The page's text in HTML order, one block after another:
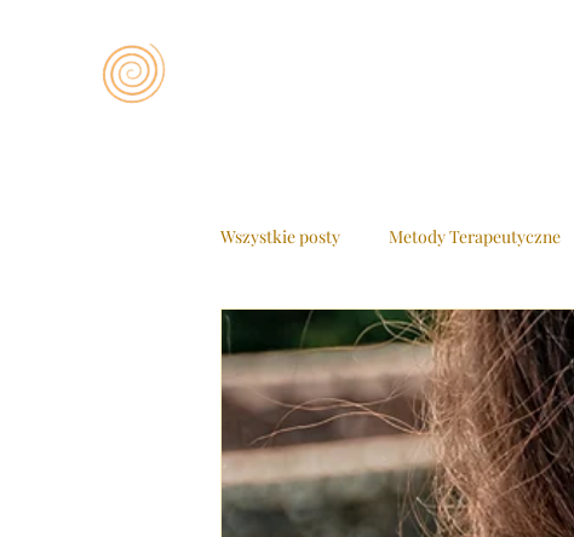
Wszystkie posty Metody Terapeutyczne